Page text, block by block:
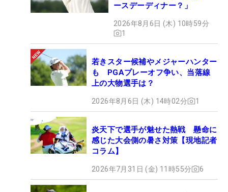
ースデーディナー？」
2026年8月6日 (木) 10時59分
1
若きスター候補やメジャーハンター
も PGAプレーオフ争い、当落線
上の大物選手は？
2026年8月6日 (木) 14時02分 1
炎天下で選手が魅せた熱戦 懸命に
感じた大会側の暑さ対策【現地記者
コラム】
2026年7月31日 (金) 11時55分 6